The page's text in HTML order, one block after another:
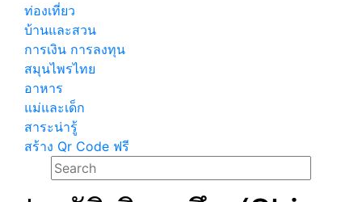
ท่องเที่ยว
บ้านและสวน
การเงิน การลงทุน
สมุนไพรไทย
อาหาร
แม่และเด็ก
สาระน่ารู้
สร้าง Qr Code ฟรี